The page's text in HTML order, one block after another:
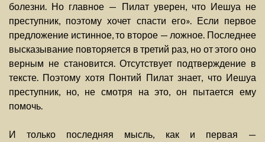
болезни. Но главное — Пилат уверен, что Иешуа не
преступник, поэтому хочет спасти его». Если первое
предложение истинное, то второе — ложное. Последнее
высказывание повторяется в третий раз, но от этого оно
верным не становится. Отсутствует подтверждение в
тексте. Поэтому хотя Понтий Пилат знает, что Иешуа
преступник, но, не смотря на это, он пытается ему
помочь.
И только последняя мысль, как и первая —